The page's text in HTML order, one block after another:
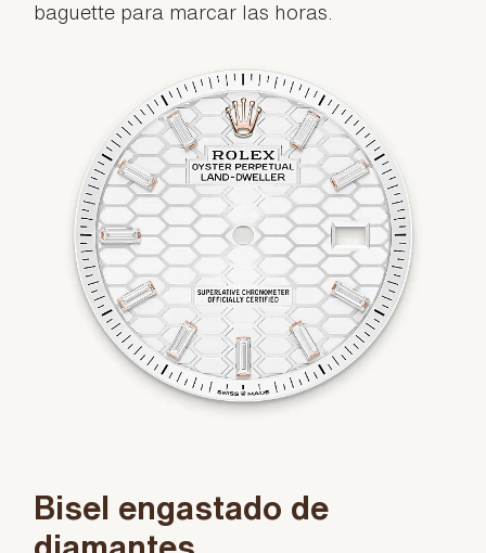
baguette para marcar las horas.
Bisel engastado de